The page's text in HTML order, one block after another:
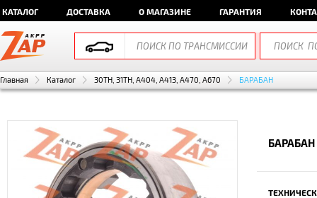
КАТАЛОГ ДОСТАВКА О МАГАЗИНЕ ГАРАНТИЯ
Главная Каталог 30TH, 31TH, A404, A413, A470, A670 БАРАБАН
БАРАБАН